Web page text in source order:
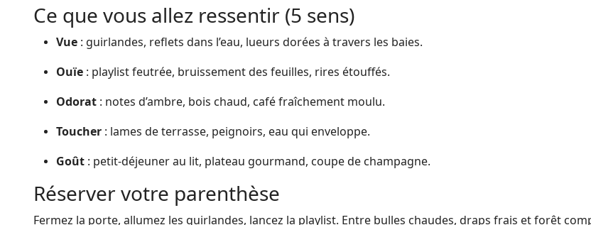
Ce que vous allez ressentir (5 sens)
Vue : guirlandes, reflets dans l’eau, lueurs dorées à travers les baies.
Ouïe : playlist feutrée, bruissement des feuilles, rires étouffés.
Odorat : notes d’ambre, bois chaud, café fraîchement moulu.
Toucher : lames de terrasse, peignoirs, eau qui enveloppe.
Goût : petit-déjeuner au lit, plateau gourmand, coupe de champagne.
Réserver votre parenthèse
Fermez la porte, allumez les guirlandes, lancez la playlist. Entre bulles chaudes, draps frais et forêt